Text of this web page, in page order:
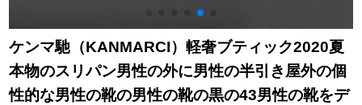
ケンマ馳（KANMARCI）軽奢ブティック2020夏
本物のスリパン男性の外に男性の半引き屋外の個
性的な男性の靴の男性の靴の黒の43男性の靴をデ